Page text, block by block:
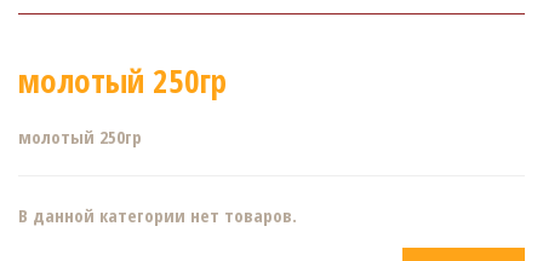
молотый 250гр
молотый 250гр
В данной категории нет товаров.